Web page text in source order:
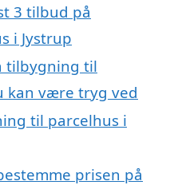
3 tilbud på
i Jystrup
tilbygning til
kan være tryg ved
til parcelhus i
prisen på